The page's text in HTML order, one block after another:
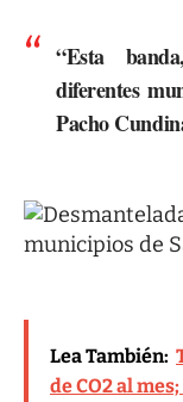
“Esta
diferentes
Pacho
Lea También:
de CO2 al